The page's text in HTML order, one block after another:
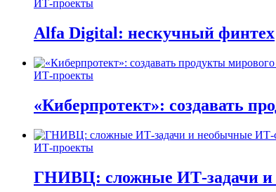
ИТ-проекты
Alfa Digital: нескучный финтех
ИТ-проекты
«Киберпротект»: создавать
ИТ-проекты
ГНИВЦ: сложные ИТ‑задачи